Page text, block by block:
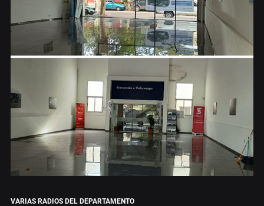
VARIAS RADIOS DEL DEPARTAMENTO